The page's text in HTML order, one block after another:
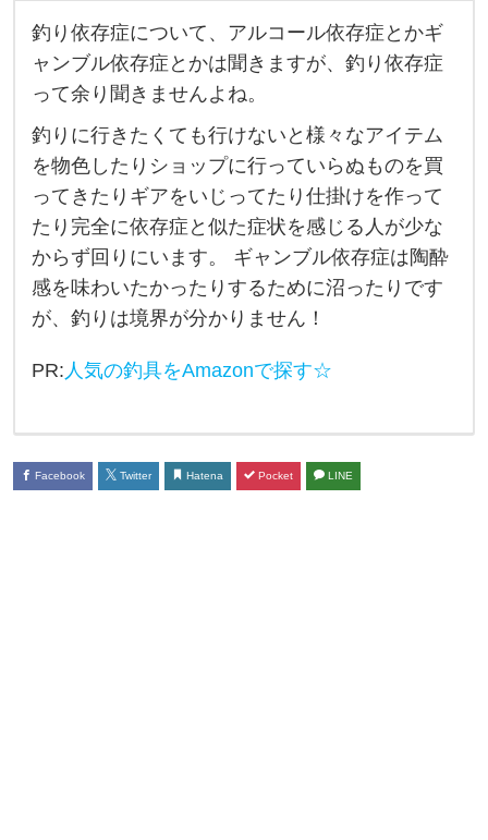
釣
り
存
症
に
つ
い
て
ア
コ
ー
釣り依存症について、アルコール依存症とかギ
ャンブル依存症とかは聞きますが、釣り依存症
って余り聞きませんよね。
釣りに行きたくても行けないと様々なアイテム
を物色したりショップに行っていらぬものを買
ってきたりギアをいじってたり仕掛けを作って
たり完全に依存症と似た症状を感じる人が少な
からず回りにいます。 ギャンブル依存症は陶酔
感を味わいたかったりするために沼ったりです
が、釣りは境界が分かりません！
PR: 人気の釣具をAmazonで探す☆
Facebook Twitter Hatena Pocket LINE